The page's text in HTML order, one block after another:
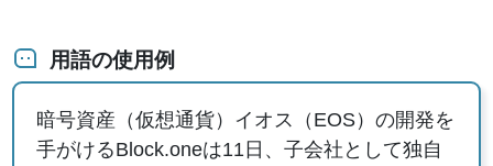
用語の使用例
暗号資産（仮想通貨）イオス（EOS）の開発を
手がけるBlock.oneは11日、子会社として独自